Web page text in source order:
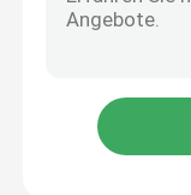
Maschine zum